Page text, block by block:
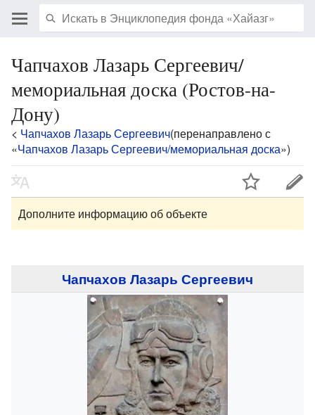
Чапчахов Лазарь Сергеевич/
мемориальная доска (Ростов-на-
Дону)
< Чапчахов Лазарь Сергеевич(перенаправлено с
«Чапчахов Лазарь Сергеевич/мемориальная доска»)
Дополните информацию об объекте
Чапчахов Лазарь Сергеевич